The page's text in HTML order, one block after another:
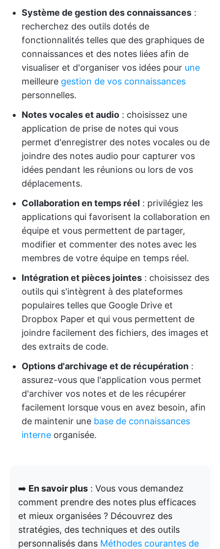
Système de gestion des connaissances :
recherchez des outils dotés de
fonctionnalités telles que des graphiques de
connaissances et des notes liées afin de
visualiser et d'organiser vos idées pour une
meilleure gestion de vos connaissances
personnelles.
Notes vocales et audio : choisissez une
application de prise de notes qui vous
permet d'enregistrer des notes vocales ou de
joindre des notes audio pour capturer vos
idées pendant les réunions ou lors de vos
déplacements.
Collaboration en temps réel : privilégiez les
applications qui favorisent la collaboration en
équipe et vous permettent de partager,
modifier et commenter des notes avec les
membres de votre équipe en temps réel.
Intégration et pièces jointes : choisissez des
outils qui s'intègrent à des plateformes
populaires telles que Google Drive et
Dropbox Paper et qui vous permettent de
joindre facilement des fichiers, des images et
des extraits de code.
Options d'archivage et de récupération :
assurez-vous que l'application vous permet
d'archiver vos notes et de les récupérer
facilement lorsque vous en avez besoin, afin
de maintenir une base de connaissances
interne organisée.
➡️ En savoir plus : Vous vous demandez
comment prendre des notes plus efficaces
et mieux organisées ? Découvrez des
stratégies, des techniques et des outils
personnalisés dans Méthodes courantes de